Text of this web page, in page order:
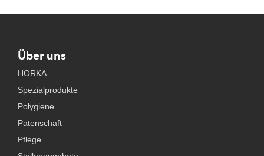
Über uns
HORKA
Spezialprodukte
Polygiene
Patenschaft
Pflege